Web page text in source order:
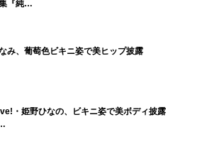
『純…
み、葡萄色ビキニ姿で美ヒップ披露
・姫野ひなの、ビキニ姿で美ボディ披露